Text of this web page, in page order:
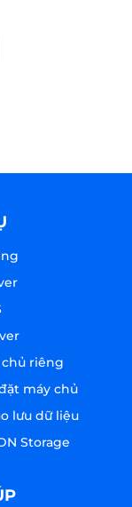
riêng
máy chủ
lưu dữ liệu
Storage